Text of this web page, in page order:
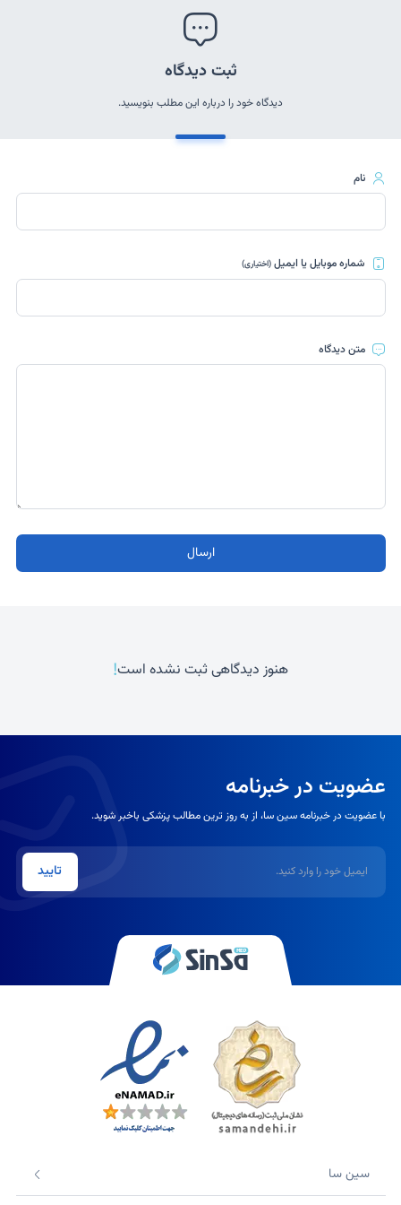
ثبت دیدگاه
دیدگاه خود را درباره این مطلب بنویسید.
نام
شماره موبایل یا ایمیل(اختیاری)
متن دیدگاه
ارسال
هنوز دیدگاهی ثبت نشده است!
عضویت در خبرنامه
با عضویت در خبرنامه سین سا، از به روز ترین مطالب پزشکی باخبر شوید.
تایید
سین سا